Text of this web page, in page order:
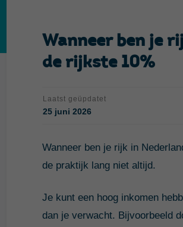
Wanneer ben je
de rijkste 10%
Laatst geüpdatet
25 juni 2026
Wanneer ben je rijk in
de praktijk lang niet altijd.
Je kunt een hoog inkomen
dan je verwacht. Bijvoorbeeld